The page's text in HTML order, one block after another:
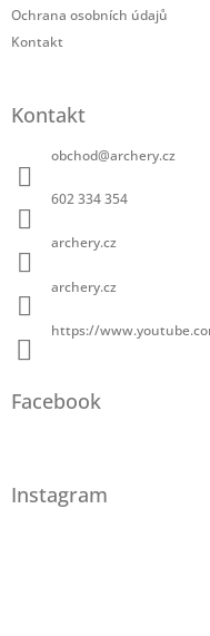
Ochrana osobních údajů
Kontakt
Kontakt
obchod@archery.cz
602 334 354
archery.cz
archery.cz
https://
Facebook
Instagram